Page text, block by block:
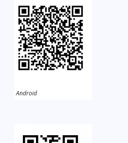
Android